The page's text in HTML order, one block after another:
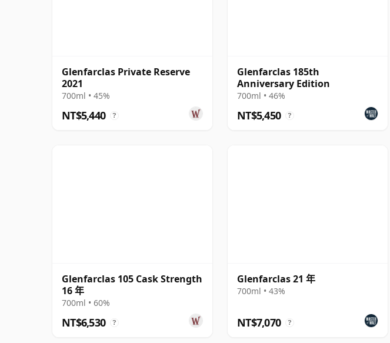
Glenfarclas Private Reserve
2021
700ml • 45%
NT$5,440 ?
Glenfarclas 185th
Anniversary Edition
700ml • 46%
NT$5,450 ?
Glenfarclas 105 Cask Strength
16 年
700ml • 60%
NT$6,530 ?
Glenfarclas 21 年
700ml • 43%
NT$7,070 ?